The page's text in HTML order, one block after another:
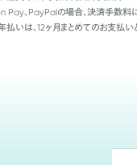
、PayPalの場合、決済手数料
いは、12ヶ月まとめてのお支払い